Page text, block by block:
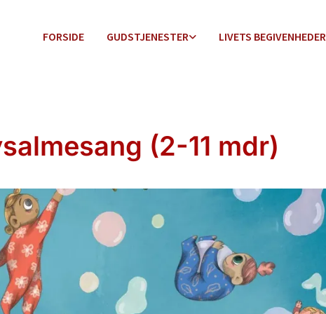
FORSIDE GUDSTJENESTER LIVETS BEGIVENHEDER
(2-11 mdr)